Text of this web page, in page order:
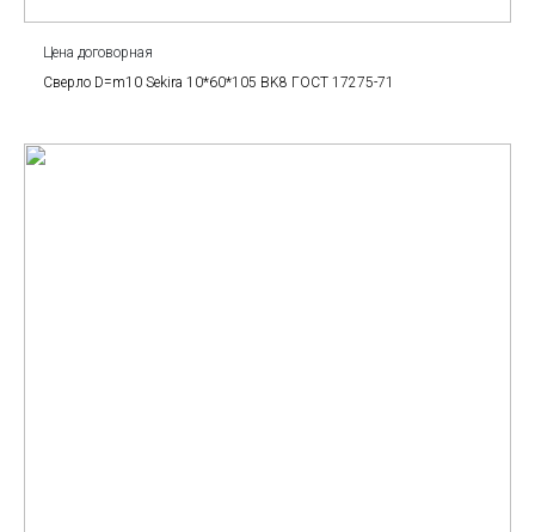
Цена договорная
Сверло D=m10 Sekira 10*60*105 BK8 ГОСТ 17275-71